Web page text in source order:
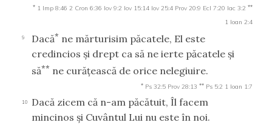
* 1 Imp 8:46 2 Cron 6:36 Iov 9:2 Iov 15:14 Iov 25:4 Prov 20:9 Ecl 7:20 Iac 3:2 **
1 Ioan 2:4
9 Dacă* ne mărturisim păcatele, El este
credincios şi drept ca să ne ierte păcatele şi
să** ne curăţească de orice nelegiuire.
* Ps 32:5 Prov 28:13 ** Ps 5:2 1 Ioan 1:7
10
Dacă zicem că n-am păcătuit, Îl facem
mincinos şi Cuvântul Lui nu este în noi.